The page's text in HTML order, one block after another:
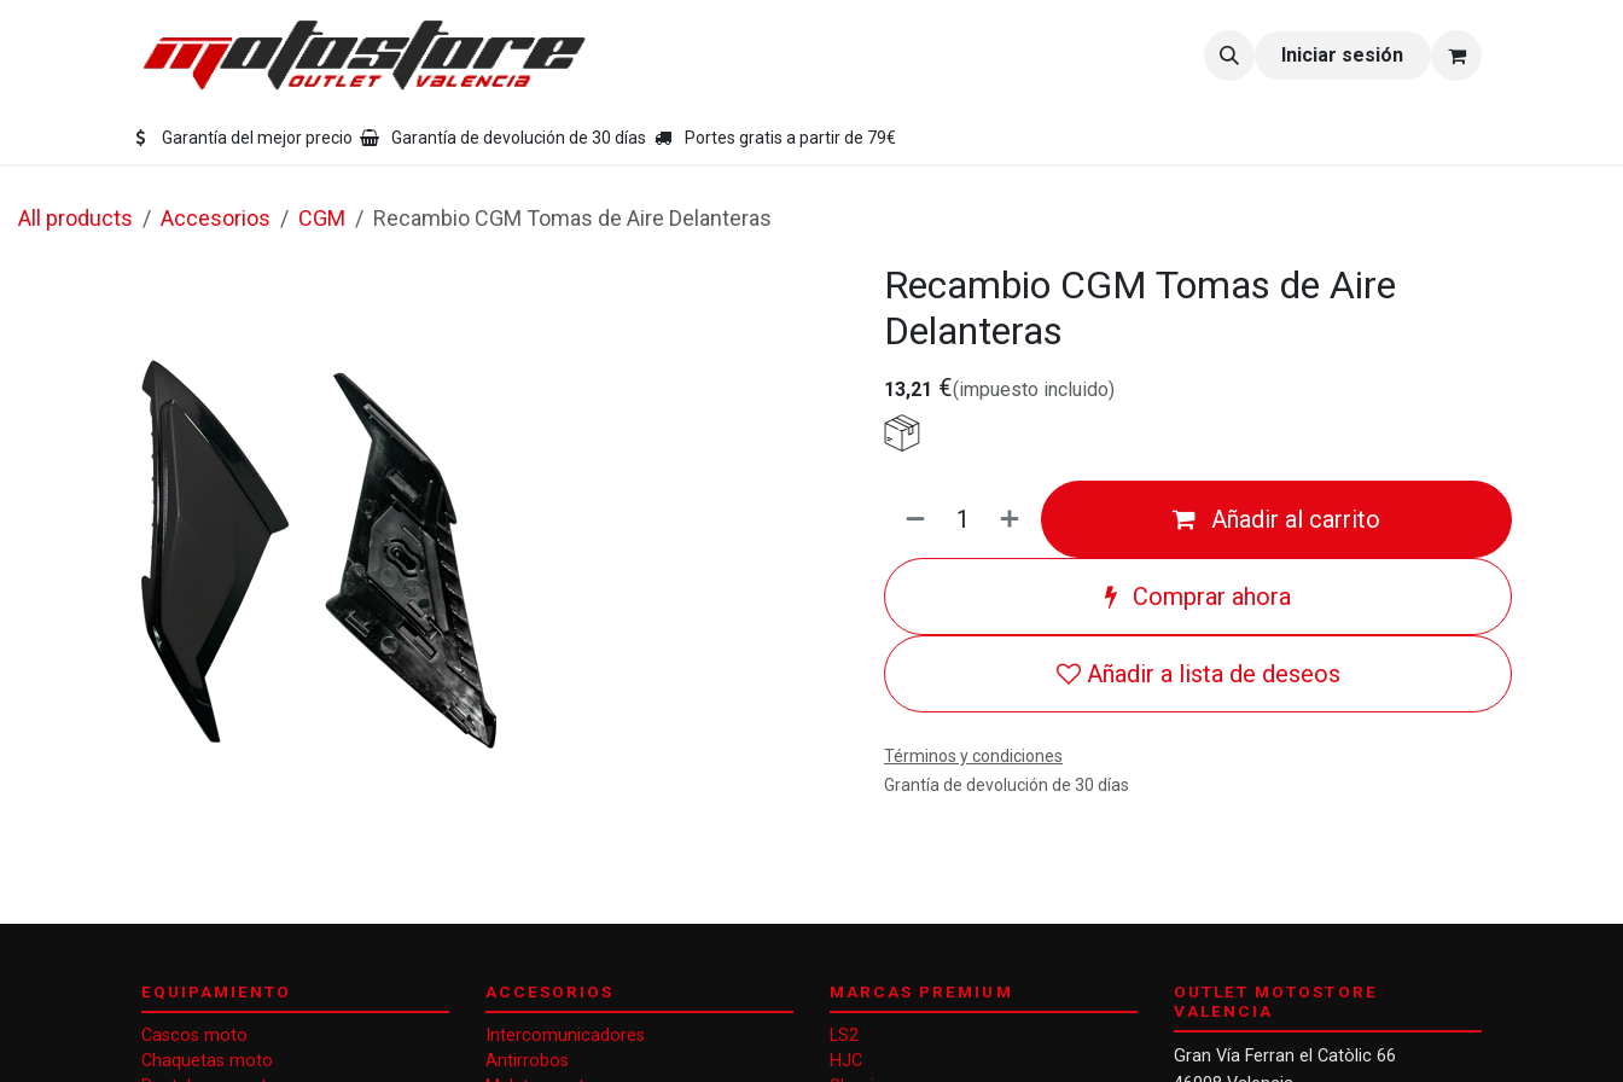
Equipamiento moto Iniciar sesión
Garantía del mejor precio Garantía de devolución de 30 días Portes gratis a partir de 79€
All products Accesorios CGM Recambio CGM Tomas de Aire Delanteras
Recambio CGM Tomas de Aire
Delanteras
13,21 €(impuesto incluido)
Añadir al carrito
Comprar ahora
Añadir a lista de deseos
Términos y condiciones
Grantía de devolución de 30 días
EQUIPAMIENTO
Cascos moto
Chaquetas moto
ACCESORIOS
Intercomunicadores
Antirrobos
MARCAS PREMIUM
LS2
HJC
OUTLET MOTOSTORE
VALENCIA
Gran Vía Ferran el Catòlic 66